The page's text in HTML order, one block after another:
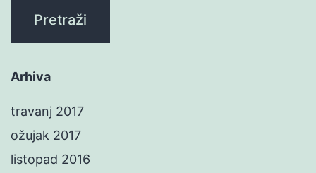
Arhiva
travanj 2017
ožujak 2017
listopad 2016